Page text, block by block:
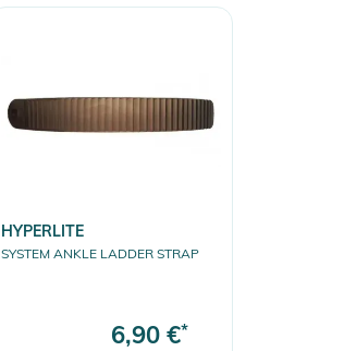
HYPERLITE
SYSTEM ANKLE LADDER STRAP
6,90 €*